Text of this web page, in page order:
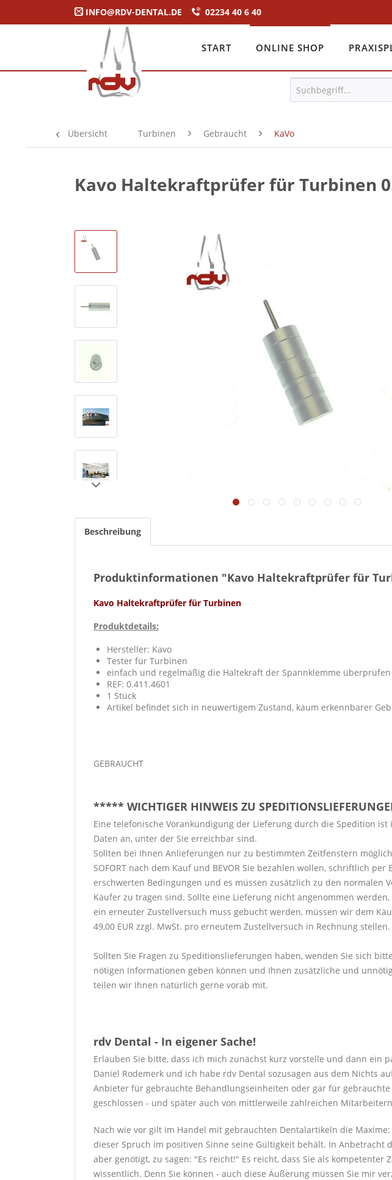
INFO@RDV-DENTAL.DE 02234 40 6 40
START ONLINE SHOP
Übersicht Turbinen Gebraucht KaVo
Kavo Haltekraftprüfer für Turbinen
Beschreibung
Produktinformationen "Kavo Haltekraftprüfer für
Kavo Haltekraftprüfer für Turbinen
Produktdetails:
Hersteller: Kavo
Tester für Turbinen
einfach und regelmäßig die Haltekraft der Spannklemme überprüfen
REF: 0.411.4601
1 Stück
Artikel befindet sich in neuwertigem Zustand, kaum erkennbarer
GEBRAUCHT
***** WICHTIGER HINWEIS ZU
Eine telefonische Vorankündigung der Lieferung durch die Spedition
Daten an, unter der Sie erreichbar sind.
Sollten bei Ihnen Anlieferungen nur zu bestimmten Zeitfenstern
SOFORT nach dem Kauf und BEVOR Sie bezahlen wollen, schriftlich
erschwerten Bedingungen und es müssen zusätzlich zu den normalen
Käufer zu tragen sind. Sollte eine Lieferung nicht angenommen
ein erneuter Zustellversuch muss gebucht werden, müssen wir dem
49,00 EUR zzgl. MwSt. pro erneutem Zustellversuch in Rechnung stellen.
Sollten Sie Fragen zu Speditionslieferungen haben, wenden Sie sich
nötigen Informationen geben können und Ihnen zusätzliche und
teilen wir Ihnen natürlich gerne vorab mit.
rdv Dental - In eigener Sache!
Erlauben Sie bitte, dass ich mich zunächst kurz vorstelle und dann ein
Daniel Rodemerk und ich habe rdv Dental sozusagen aus dem Nichts
Anbieter für gebrauchte Behandlungseinheiten oder gar für
geschlossen - und später auch von mittlerweile zahlreichen
Nach wie vor gilt im Handel mit gebrauchten Dentalartikeln die
dieser Spruch im positiven Sinne seine Gültigkeit behält. In
aber genötigt, zu sagen: "Es reicht!" Es reicht, dass Sie als
wissentlich. Denn Sie können - auch diese Äußerung müssen Sie mir